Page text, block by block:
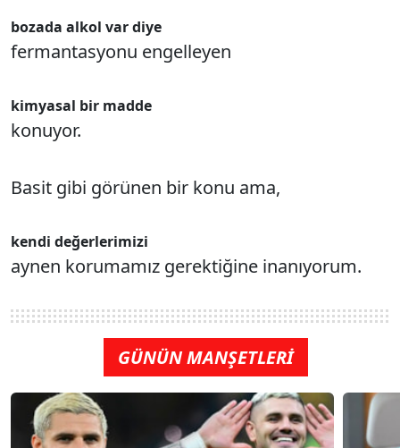
bozada alkol var diye
fermantasyonu engelleyen
kimyasal bir madde
konuyor.
Basit gibi görünen bir konu ama,
kendi değerlerimizi
aynen korumamız gerektiğine inanıyorum.
GÜNÜN MANŞETLERİ